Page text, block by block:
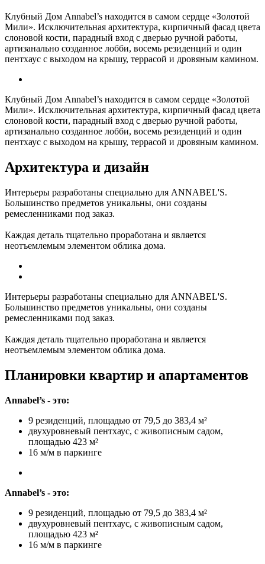
Клубный Дом Annabel’s находится в самом сердце «Золотой
Мили». Исключительная архитектура, кирпичный фасад цвета
слоновой кости, парадный вход с дверью ручной работы,
артизанально созданное лобби, восемь резиденций и один
пентхаус с выходом на крышу, террасой и дровяным камином.
Клубный Дом Annabel’s находится в самом сердце «Золотой
Мили». Исключительная архитектура, кирпичный фасад цвета
слоновой кости, парадный вход с дверью ручной работы,
артизанально созданное лобби, восемь резиденций и один
пентхаус с выходом на крышу, террасой и дровяным камином.
Архитектура и дизайн
Интерьеры разработаны специально для ANNABEL'S.
Большинство предметов уникальны, они созданы
ремесленниками под заказ.
Каждая деталь тщательно проработана и является
неотъемлемым элементом облика дома.
Интерьеры разработаны специально для ANNABEL'S.
Большинство предметов уникальны, они созданы
ремесленниками под заказ.
Каждая деталь тщательно проработана и является
неотъемлемым элементом облика дома.
Планировки квартир и апартаментов
Annabel’s - это:
9 резиденций, площадью от 79,5 до 383,4 м²
двухуровневый пентхаус, с живописным садом,
площадью 423 м²
16 м/м в паркинге
Annabel’s - это:
9 резиденций, площадью от 79,5 до 383,4 м²
двухуровневый пентхаус, с живописным садом,
площадью 423 м²
16 м/м в паркинге